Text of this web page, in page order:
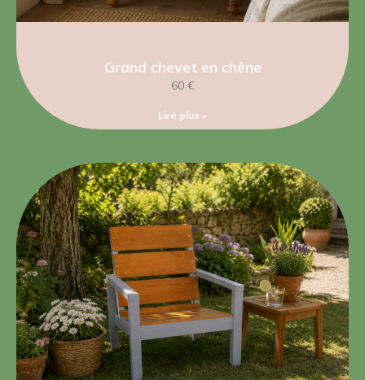
Grand chevet en chêne
60 €
Lire plus »